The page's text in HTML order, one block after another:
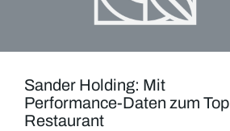
Sander Holding: Mit
Performance-Daten zum Top
Restaurant